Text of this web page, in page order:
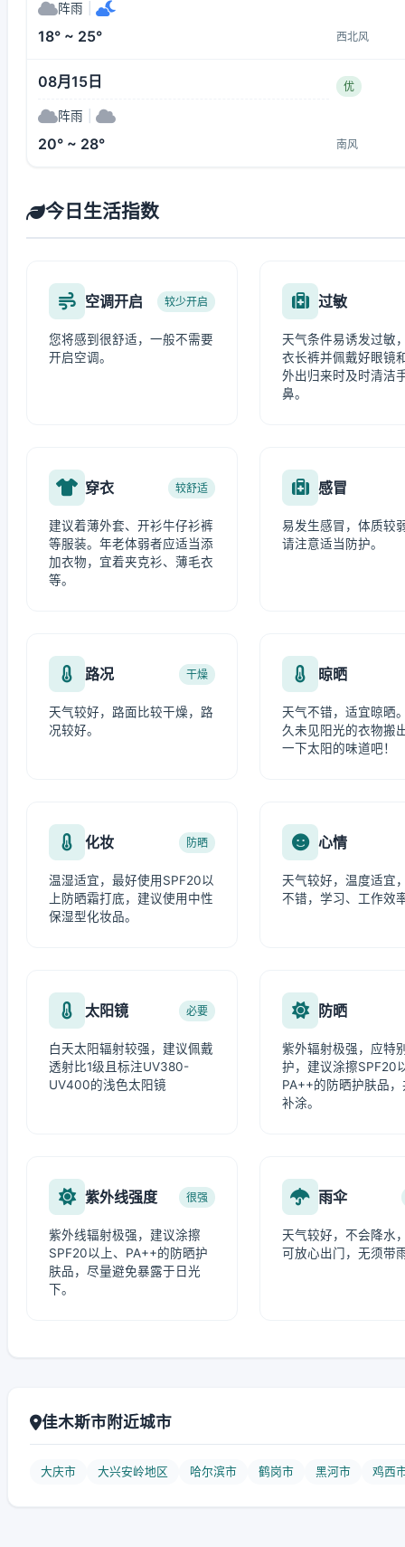
阵雨
18° ~ 25° 西北风
08月15日 优
阵雨
20° ~ 28° 南风
今日生活指数
空调开启 较少开启
您将感到很舒适，一般不需要
开启空调。
过敏
天气条件易诱发过敏
衣长裤并佩戴好眼镜
外出归来时及时清洁
鼻。
穿衣 较舒适
建议着薄外套、开衫牛仔衫裤
等服装。年老体弱者应适当添
加衣物，宜着夹克衫、薄毛衣
等。
感冒
易发生感冒，体质较
请注意适当防护。
路况 干燥
天气较好，路面比较干燥，路
况较好。
晾晒
天气不错，适宜晾晒
久未见阳光的衣物搬
一下太阳的味道吧！
化妆 防晒
温湿适宜，最好使用SPF20以
上防晒霜打底，建议使用中性
保湿型化妆品。
心情
天气较好，温度适宜
不错，学习、工作效
太阳镜 必要
白天太阳辐射较强，建议佩戴
透射比1级且标注UV380-
UV400的浅色太阳镜
防晒
紫外辐射极强，应特
护，建议涂擦SPF20
PA++的防晒护肤品
补涂。
紫外线强度 很强
紫外线辐射极强，建议涂擦
SPF20以上、PA++的防晒护
肤品，尽量避免暴露于日光
下。
雨伞
天气较好，不会降水
可放心出门，无须带
佳木斯市附近城市
大庆市 大兴安岭地区 哈尔滨市 鹤岗市 黑河市 鸡西